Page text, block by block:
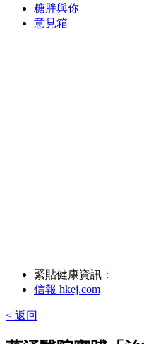
糖胖與你
意見箱
緊貼健康資訊：
信報 hkej.com
< 返回